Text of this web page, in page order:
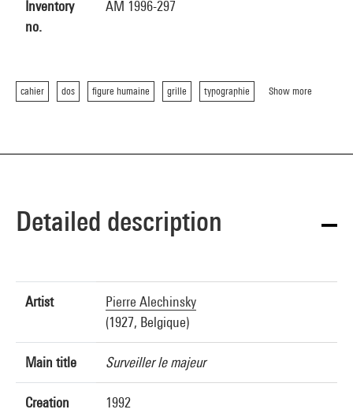
Inventory
no.
AM 1996-297
cahier dos figure humaine grille typographie Show more
Detailed description
Artist
Pierre Alechinsky
(1927, Belgique)
Main title Surveiller le majeur
Creation
1992